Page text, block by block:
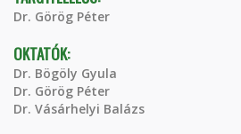
Dr. Görög Péter
OKTATÓK:
Dr. Bögöly Gyula
Dr. Görög Péter
Dr. Vásárhelyi Balázs